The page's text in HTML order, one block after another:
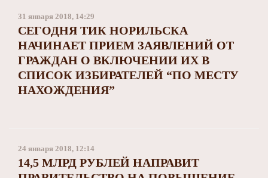
31 января 2018, 14:29
СЕГОДНЯ ТИК НОРИЛЬСКА
НАЧИНАЕТ ПРИЕМ ЗАЯВЛЕНИЙ ОТ
ГРАЖДАН О ВКЛЮЧЕНИИ ИХ В
СПИСОК ИЗБИРАТЕЛЕЙ “ПО МЕСТУ
НАХОЖДЕНИЯ”
24 января 2018, 12:14
14,5 МЛРД РУБЛЕЙ НАПРАВИТ